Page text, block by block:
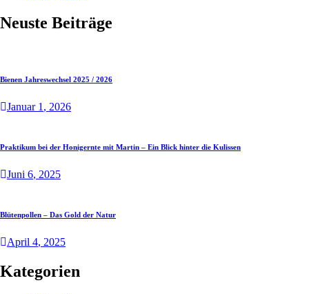
Neuste Beiträge
Bienen Jahreswechsel 2025 / 2026
Januar 1 , 2026
Praktikum bei der Honigernte mit Martin – Ein Blick hinter die Kulissen
Juni 6, 2025
Blütenpollen – Das Gold der Natur
April 4, 2025
Kategorien